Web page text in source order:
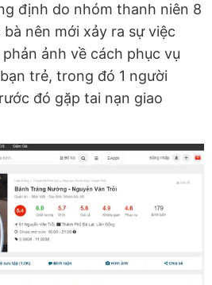
định do nhóm thanh niên 8
nên mới xảy ra sự việc
ảnh về cách phục vụ
trẻ, trong đó 1 người
đó gặp tai nạn giao